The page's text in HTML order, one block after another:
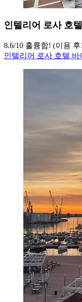
인텔리어 로사 호
8.6/10 훌륭함! (이용 후
인텔리어 로사 호텔